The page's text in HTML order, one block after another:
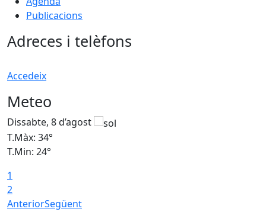
Publicacions
Adreces i telèfons
Accedeix
Meteo
Dissabte, 8 d’agost
T.Màx: 34°
T.Min: 24°
1
2
AnteriorSegüent